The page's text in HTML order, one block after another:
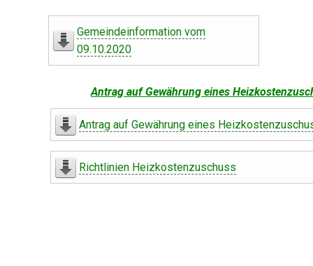
Gemeindeinformation vom
09.10.2020
Antrag auf Gewährung eines
Antrag auf Gewährung eines
Richtlinien Heizkostenzuschuss